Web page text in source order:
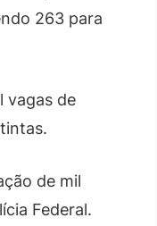
263 para
vagas de
de mil
Federal.